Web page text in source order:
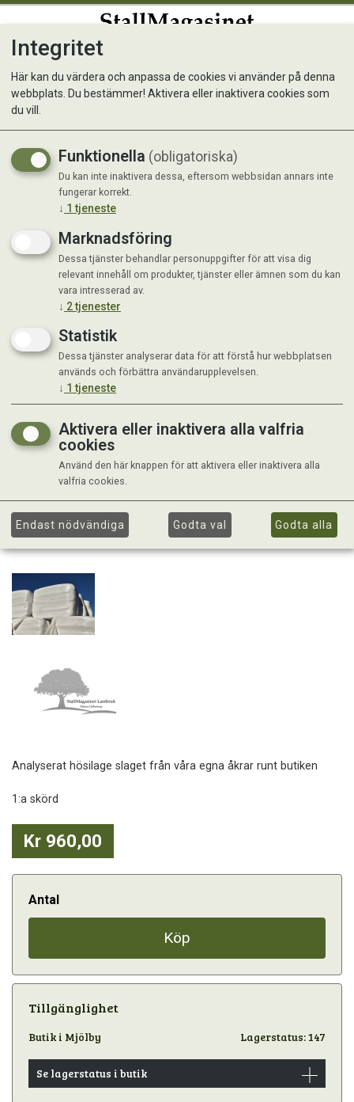
Hösilage 1:2 E4 2024 Stora
Dubbelbal Fyrkantsbal ~320
kg
Analyserat hösilage slaget från våra egna åkrar runt butiken
1:a skörd
Kr 960,00
Antal
Köp
Tillgänglighet
Butik i Mjölby Lagerstatus: 147
Se lagerstatus i butik
Integritet
Här kan du värdera och anpassa de cookies vi använder på denna
webbplats. Du bestämmer! Aktivera eller inaktivera cookies som
du vill.
Funktionella (obligatoriska)
Du kan inte inaktivera dessa, eftersom webbsidan annars inte
fungerar korrekt.
↓ 1 tjeneste
Marknadsföring
Dessa tjänster behandlar personuppgifter för att visa dig
relevant innehåll om produkter, tjänster eller ämnen som du kan
vara intresserad av.
↓ 2tjenester
Statistik
Dessa tjänster analyserar data för att förstå hur webbplatsen
används och förbättra användarupplevelsen.
↓ 1 tjeneste
Aktivera eller inaktivera alla valfria
cookies
Använd den här knappen för att aktivera eller inaktivera alla
valfria cookies.
Endast nödvändiga Godta val Godta alla